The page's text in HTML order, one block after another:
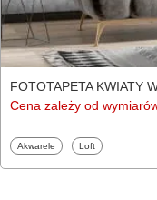
FOTOTAPETA KWIATY
Cena zależy od
Fototapety
Akwarele Fototapety
Loft